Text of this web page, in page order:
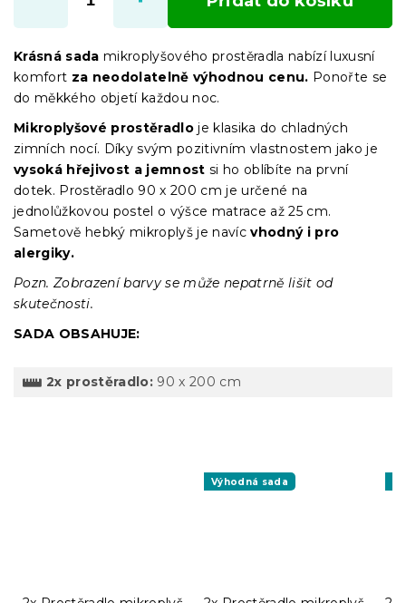
Krásná sada mikroplyšového prostěradla nabízí luxusní
komfort za neodolatelně výhodnou cenu. Ponořte se
do měkkého objetí každou noc.
Mikroplyšové prostěradloje klasika do chladných
zimních nocí. Díky svým pozitivním vlastnostem jako je
vysoká hřejivost a jemnost si ho oblíbíte na první
dotek. Prostěradlo 90 x 200 cm je určené na
jednolůžkovou postel o výšce matrace až 25 cm.
Sametově hebký mikroplyš je navícvhodný i pro
alergiky.
Pozn. Zobrazení barvy se může nepatrně lišit od
skutečnosti.
SADA OBSAHUJE:
2x prostěradlo: 90 x 200 cm
Výhodná sada